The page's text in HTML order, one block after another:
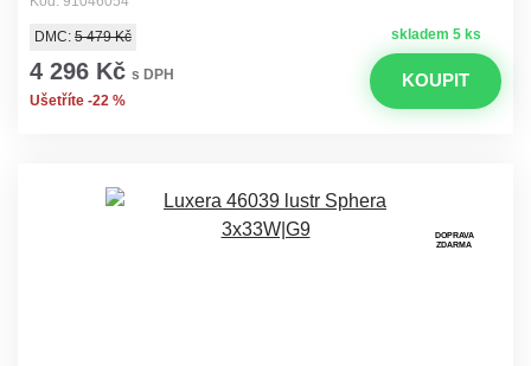
skladem 5 ks
DMC: 5 479 Kč
4 296 Kč s DPH
Ušetříte -22 %
KOUPIT
DOPRAVA
ZDARMA